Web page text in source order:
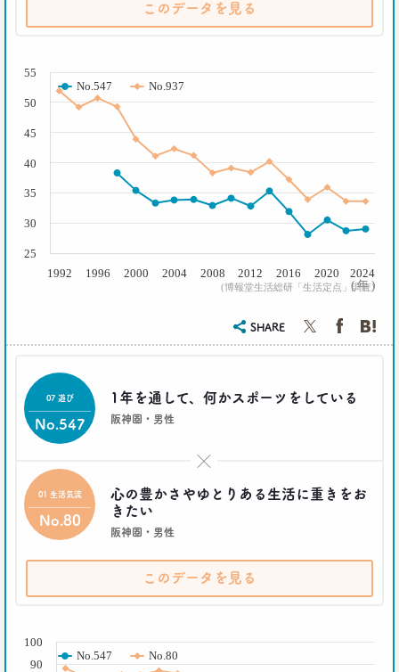
それでも｢現金派｣という男女3人が語る理由
生活総研 上席研究員
三矢正浩
一人立ち食いそばが平気な女性が増えたワケ
生活総研 上席研究員
2018.01.11
｢WEBコンテンツは私の先生｣な時代
「答えを探さない」という使い方。
博報堂 第三プラニング局
夏 秋馬寧
｢もう欲しいモノなんてないよね～｣
って本当か？
博報堂買物研究所 上席研究員
山本泰士
茶色く染まる、日本の食卓
2017.03.02
このデータを見る
( 年 )
(博報堂生活総研「生活定点」調査)
No.547 No.937
1992 1996 2000 2004 2008 2012 2016 2020 2024
30
40
25
35
45
50
55
SHARE
1年を通して、何かスポーツをしている
阪神圏・男性
07 遊び
No.547
心の豊かさやゆとりある生活に重きをお
きたい
阪神圏・男性
01 生活気流
No.80
このデータを見る
No.547 No.80
90
100